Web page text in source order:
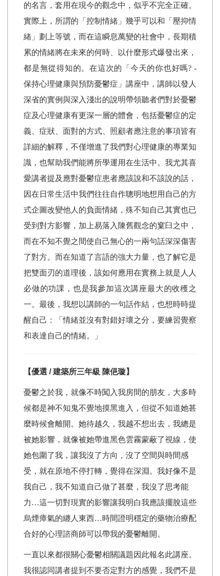
的名言，套用在現今的觀念中，似乎不完全正確。
實際上，所謂的「控制情緒」幾乎可以和「壓抑情
緒」劃上等號，而在這瞬息萬變的社會中，長期積
累的情緒將在未來的何時、以什麼形式爆發出來，
都是無從得知的。在這次的「今天的你也好嗎? -
保持心理健康與預防憂鬱症」講座中，講師以發人
深省的實例與深入淺出的說明帶領聽者們對於憂鬱
症及心理健康有更深一層的體會，包括憂鬱症的定
義、症狀、面對的方式、照顧者應注意的事項皆有
詳細的解釋，不僅增進了我們對心理健康的專業知
識，也幫助我們能將所學運用在生活中。我尤其喜
愛講者提及應對憂鬱症患者應該說和不該說的話，
因在日常生活中我們往往自作聰明地想用自己的方
式企圖改變他人的負面情緒，殊不知自己其實也已
受到對方影響，加上易落入陳舊觀念的窠臼之中，
而在不知不覺之間使自己無心的一兩句話深深傷害
了對方。而在知道了言語的強大力量，也了解它是
把雙面刃的道理後，該如何應用在實務上就是人人
必做的功課，也是我參加這次講座最大的收穫之
一。最後，我想以講師的一句話作結，也想時時提
醒自己：「情緒並沒有對錯好壞之分，要練習覺察
和表達自己的情緒。」
【優選 / 建築所三年級 陳俋璇】
憂鬱之於我，就像不時闖入我房間的朋友，大多時
候都是神不知鬼不覺地摸黑進入，但從不知道她甚
麼時候會離開。她待越久，我越不想出去，我總是
被她影響，就像被她帶進黑色雲霧蒙蔽了視線，使
她包圍了我，讓我沒了方向，沒了空間與時間感
受，就在原地不停打轉，覺得在深淵。我好像不是
我自己，我不知道自己做了甚麼，我沒了思考能
力…這一切對現實的影響讓我明白我應該擺脫這些
烏煙瘴氣的纏人東西…時間證明穩定的藥物治療配
合好的心理諮商師可以帶我的憂鬱離開。
一直以來都很關心憂鬱相關議題因此報名此講座。
我很認同講者提到不要否定對方的感覺，我們不是